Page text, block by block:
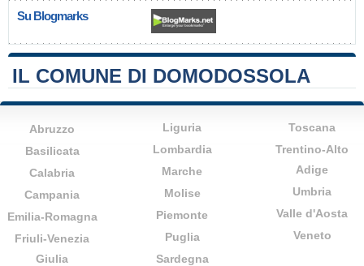
Su Blogmarks
IL COMUNE DI DOMODOSSOLA
Abruzzo
Basilicata
Calabria
Campania
Emilia-Romagna
Friuli-Venezia
Giulia
Liguria
Lombardia
Marche
Molise
Piemonte
Puglia
Sardegna
Toscana
Trentino-Alto
Adige
Umbria
Valle d'Aosta
Veneto